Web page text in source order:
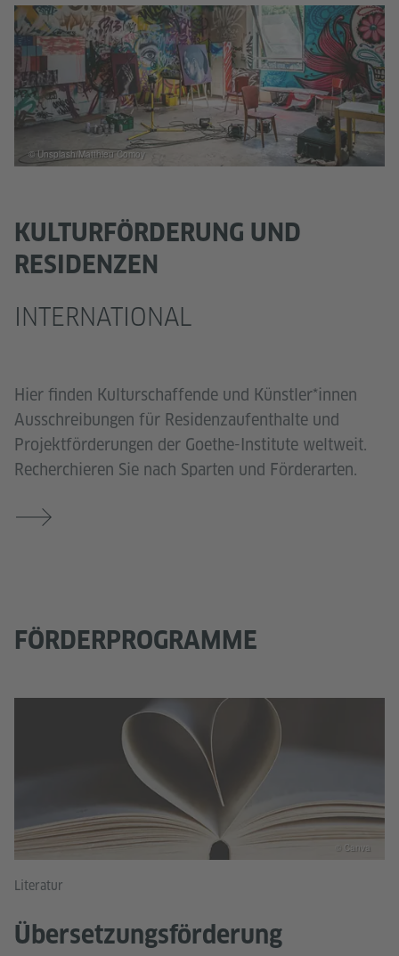
KULTURFÖRDERUNG UND
RESIDENZEN
INTERNATIONAL
Hier finden Kulturschaffende und Künstler*innen
Ausschreibungen für Residenzaufenthalte und
Projektförderungen der Goethe-Institute weltweit.
Recherchieren Sie nach Sparten und Förderarten.
© Unsplash/Matthieu Comoy
FÖRDERPROGRAMME
Literatur
Übersetzungsförderung
© Canva